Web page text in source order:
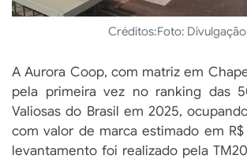
Créditos:Foto: Divulgação
A Aurora Coop, com matriz em
pela primeira vez no ranking das
Valiosas do Brasil em 2025,
com valor de marca estimado em
levantamento foi realizado pela